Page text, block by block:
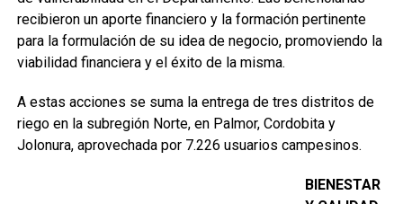
recibieron un aporte financiero y la formación pertinente
para la formulación de su idea de negocio, promoviendo la
viabilidad financiera y el éxito de la misma.
A estas acciones se suma la entrega de tres distritos de
riego en la subregión Norte, en Palmor, Cordobita y
Jolonura, aprovechada por 7.226 usuarios campesinos.
BIENESTAR